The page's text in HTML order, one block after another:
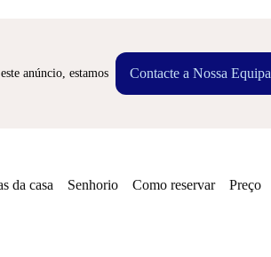
anúncio, estamos
Contacte a Nossa Equipa
da casa Senhorio Como reservar Preço